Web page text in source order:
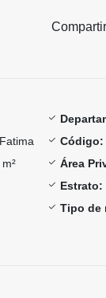
Compartir
Código:
Área
Estrato:
Tipo de